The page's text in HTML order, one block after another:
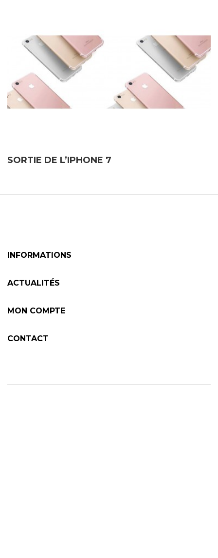
SORTIE DE L’IPHONE 7
INFORMATIONS
ACTUALITÉS
MON COMPTE
CONTACT